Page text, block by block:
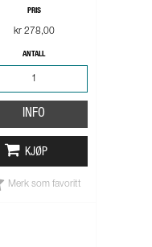
PRIS
kr 278,00
ANTALL
INFO
KJØP
Merk som favoritt